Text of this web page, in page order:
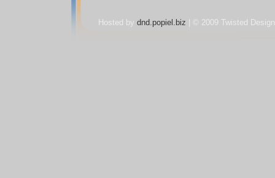
Hosted by dnd.popiel.biz | © 2009 Twisted